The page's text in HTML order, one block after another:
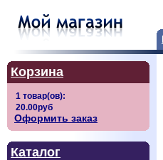
Корзина
Оформить заказ
Каталог